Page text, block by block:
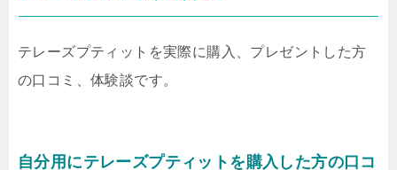
テレーズプティットを実際に購入、プレゼントした方
の口コミ、体験談です。
自分用にテレーズプティットを購入した方の口コ